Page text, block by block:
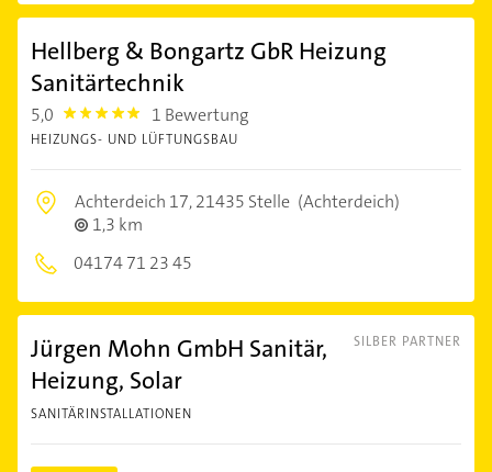
Hellberg & Bongartz GbR Heizung
Sanitärtechnik
5,0 5.0 1 Bewertung
HEIZUNGS- UND LÜFTUNGSBAU
Achterdeich 17,21435 Stelle (Achterdeich)
1,3 km
04174 71 23 45
SILBER PARTNER
Jürgen Mohn GmbH Sanitär,
Heizung, Solar
SANITÄRINSTALLATIONEN